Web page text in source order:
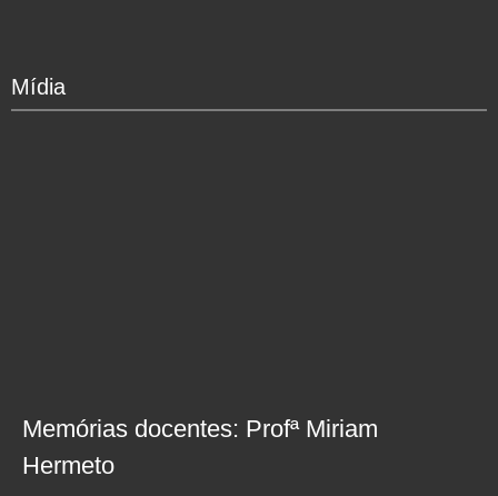
Mídia
Memórias docentes: Profª Miriam
Hermeto